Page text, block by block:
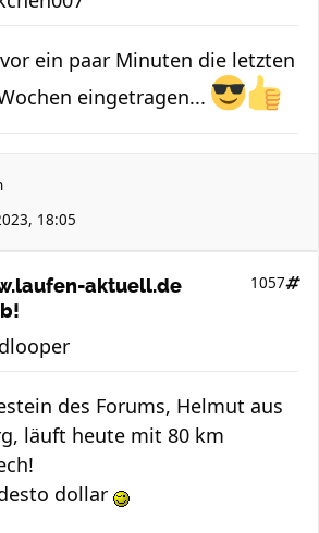
ein paar Minuten die letzten
eingetragen...
18:05
aktuell.de
1057
des Forums, Helmut aus
läuft heute mit 80 km
dollar